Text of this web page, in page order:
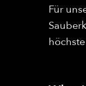
Für